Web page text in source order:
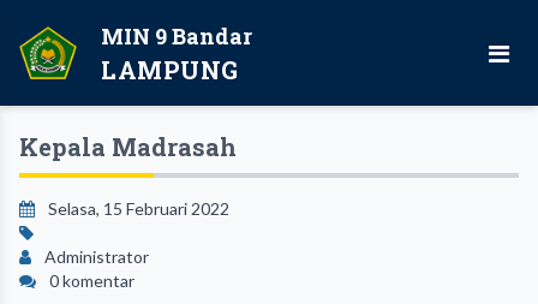
MIN 9 Bandar
LAMPUNG
Kepala Madrasah
Selasa, 15 Februari 2022
Administrator
0 komentar